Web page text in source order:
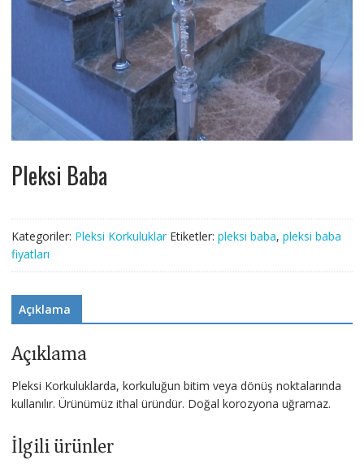
Pleksi Baba
Kategoriler: Pleksi Korkuluklar Etiketler: pleksi baba, pleksi baba
fiyatları
Açıklama
Açıklama
Pleksi Korkuluklarda, korkuluğun bitim veya dönüş noktalarında
kullanılır. Ürünümüz ithal üründür. Doğal korozyona uğramaz.
İlgili ürünler